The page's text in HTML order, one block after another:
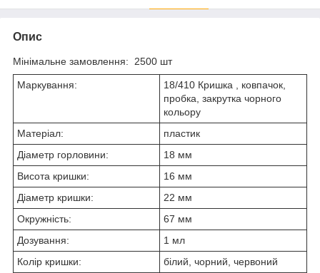
Опис
Мінімальне замовлення: 2500 шт
Маркування:
18/410 Кришка , ковпачок,
пробка, закрутка чорного
кольору
Матеріал:
пластик
Діаметр горловини:
18 мм
Висота кришки:
16 мм
Діаметр кришки:
22 мм
Окружність:
67 мм
Дозування:
1 мл
Колір кришки:
білий, чорний, червоний